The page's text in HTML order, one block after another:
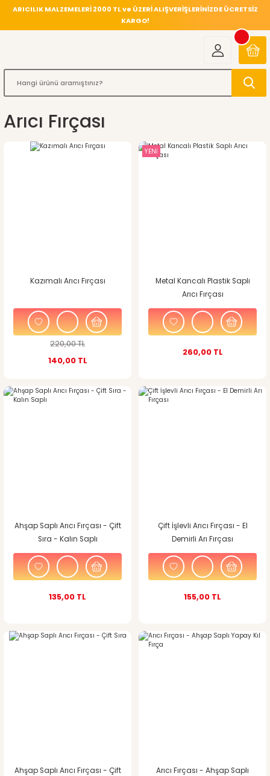
ARICILIK MALZEMELERİ 2000 TL ve ÜZERİ ALIŞVERİŞLERİNİZDE ÜCRETSİZ
KARGO!
Arıcı Fırçası
Kazımalı Arıcı Fırçası
220,00 TL
140,00 TL
YENİ
Metal Kancalı Plastik Saplı
Arıcı Fırçası
260,00 TL
Ahşap Saplı Arıcı Fırçası - Çift
Sıra - Kalın Saplı
135,00 TL
Çift İşlevli Arıcı Fırçası - El
Demirli Arı Fırçası
155,00 TL
Ahşap Saplı Arıcı Fırçası - Çift
Arıcı Fırçası - Ahşap Saplı